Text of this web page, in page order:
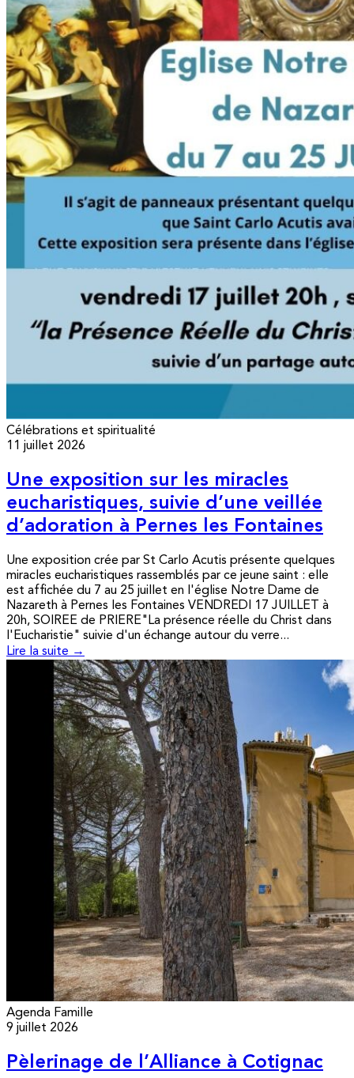
Célébrations et spiritualité
11 juillet 2026
Une exposition sur les miracles
eucharistiques, suivie d’une veillée
d’adoration à Pernes les Fontaines
Une exposition crée par St Carlo Acutis présente quelques
miracles eucharistiques rassemblés par ce jeune saint : elle
est affichée du 7 au 25 juillet en l'église Notre Dame de
Nazareth à Pernes les Fontaines VENDREDI 17 JUILLET à
20h, SOIREE de PRIERE"La présence réelle du Christ dans
l'Eucharistie" suivie d'un échange autour du verre...
Lire la suite →
Agenda Famille
9 juillet 2026
Pèlerinage de l’Alliance à Cotignac